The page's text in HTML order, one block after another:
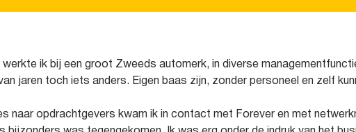
werkte ik bij een groot Zweeds automerk, in diverse
jaren toch iets anders. Eigen baas zijn, zonder personeel en zelf
naar opdrachtgevers kwam ik in contact met Forever en met